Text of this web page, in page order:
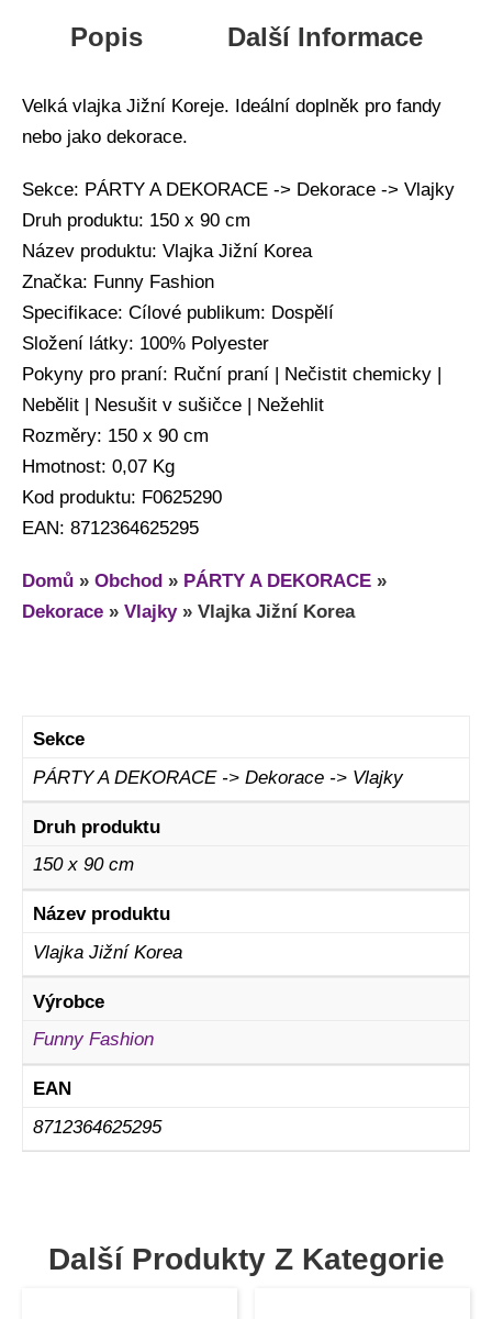
Popis Další Informace
Velká vlajka Jižní Koreje. Ideální doplněk pro fandy
nebo jako dekorace.
Sekce: PÁRTY A DEKORACE -> Dekorace -> Vlajky
Druh produktu: 150 x 90 cm
Název produktu: Vlajka Jižní Korea
Značka: Funny Fashion
Specifikace: Cílové publikum: Dospělí
Složení látky: 100% Polyester
Pokyny pro praní: Ruční praní | Nečistit chemicky |
Nebělit | Nesušit v sušičce | Nežehlit
Rozměry: 150 x 90 cm
Hmotnost: 0,07 Kg
Kod produktu: F0625290
EAN: 8712364625295
Domů » Obchod » PÁRTY A DEKORACE »
Dekorace » Vlajky» Vlajka Jižní Korea
Sekce
PÁRTY A DEKORACE -> Dekorace -> Vlajky
Druh produktu
150 x 90 cm
Název produktu
Vlajka Jižní Korea
Výrobce
Funny Fashion
EAN
8712364625295
Další Produkty Z Kategorie